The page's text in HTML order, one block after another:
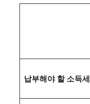
납부해야 할 소득세